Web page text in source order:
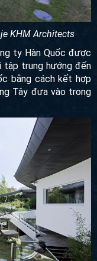
KHM Architects
ty Hàn Quốc được
Jai tập trung hướng
Quốc bằng cách kết
Tây đưa vào